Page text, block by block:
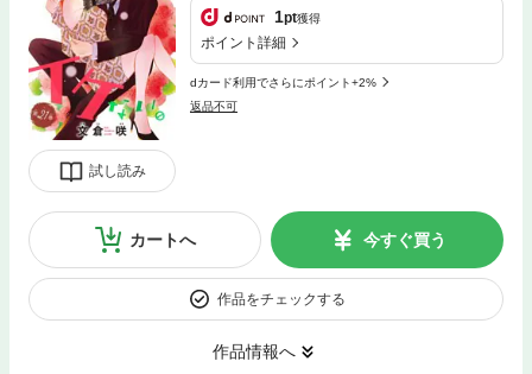
試し読み
1pt獲得
ポイント詳細
dカード利用でさらにポイント+2%
返品不可
カートへ 今すぐ買う
作品をチェックする
作品情報へ